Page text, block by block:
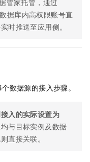
管家托管，通过
据库内高权限账号直
时推送至应用侧。
个数据源的接入步骤。
入的实际设置为
与目标实例及数据
直接关联。